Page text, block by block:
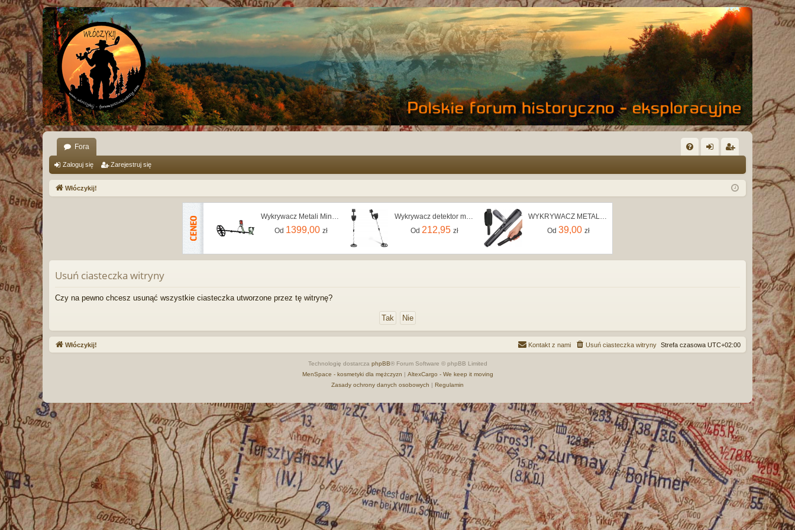
Fora
Q og ej
Zaloguj się Zarejestruj się
Włóczykij!
Wykrywacz Metali Minelab X-Terra Pro
Od 1399,00 zł
Wykrywacz detektor metalu wodoodporny zasięg 1 m
Od 212,95 zł
WYKRYWACZ METALU DETEKTOR METALI ZŁOTA RĘCZNY GP-POINTER IP66 NA PLAŻĘ LAS
Od 39,00 zł
Usuń ciasteczka witryny
Czy na pewno chcesz usunąć wszystkie ciasteczka utworzone przez tę witrynę?
Włóczykij! Strefa czasowa UTC+02:00
Usuń ciasteczka witryny
Kontakt z nami
Technologię dostarcza phpBB® Forum Software © phpBB Limited
MenSpace - kosmetyki dla mężczyzn | AltexCargo - We keep it moving
Zasady ochrony danych osobowych | Regulamin